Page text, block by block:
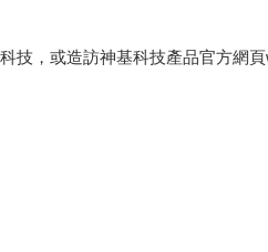
技，或造訪神基科技產品官方網